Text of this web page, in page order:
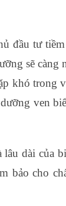
đầu tư
sẽ càng
khó trong
ven
dài của
bảo cho